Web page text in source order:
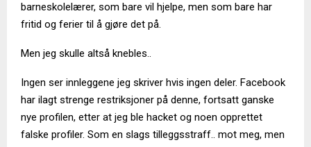
barneskolelærer, som bare vil hjelpe, men som bare har
fritid og ferier til å gjøre det på.
Men jeg skulle altså knebles..
Ingen ser innleggene jeg skriver hvis ingen deler. Facebook
har ilagt strenge restriksjoner på denne, fortsatt ganske
nye profilen, etter at jeg ble hacket og noen opprettet
falske profiler. Som en slags tilleggsstraff.. mot meg, men